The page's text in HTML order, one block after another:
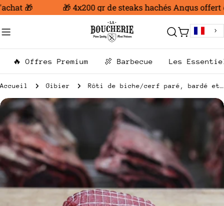
Aller
contenu
🎁 🎁 4x200 gr de steaks hachés Angus offert
Chariot
🔥 Offres Premium 🍖 Barbecue Les
Accueil Gibier Rôti de biche/cerf paré, bardé et ficelé
Passer
aux
informations
sur
le
produit